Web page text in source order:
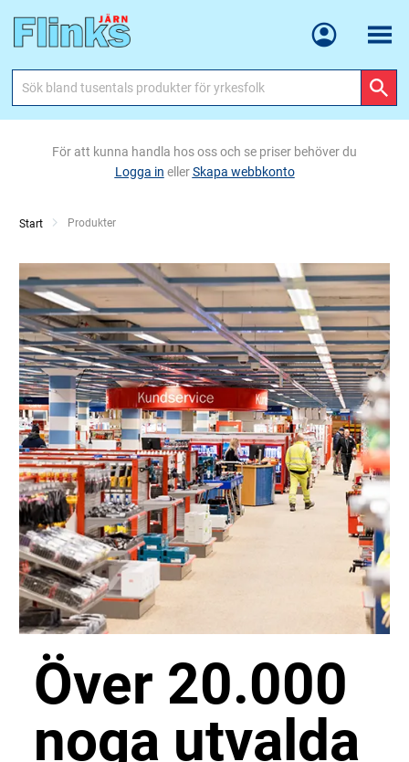
Meny
För att kunna handla hos oss och se priser behöver du
Logga in ellerSkapa webbkonto
Start Current:
Produkter
Över 20.000
noga utvalda